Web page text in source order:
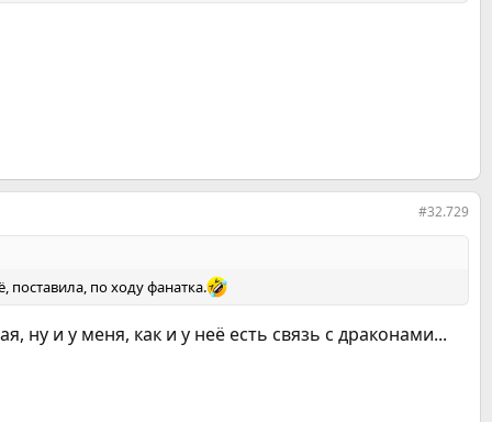
#32.729
поставила, по ходу фанатка.
ну и у меня, как и у неё есть связь с драконами...